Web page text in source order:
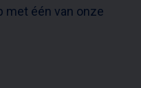
met één van onze